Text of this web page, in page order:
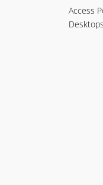
Access
Desktops